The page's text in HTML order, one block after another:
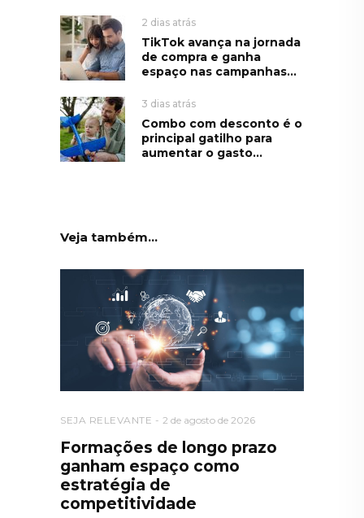
2 dias atrás
TikTok avança na jornada
de compra e ganha
espaço nas campanhas...
3 dias atrás
Combo com desconto é o
principal gatilho para
aumentar o gasto...
Veja também...
SEJA RELEVANTE 2 de agosto de 2026
Formações de longo prazo
ganham espaço como
estratégia de
competitividade